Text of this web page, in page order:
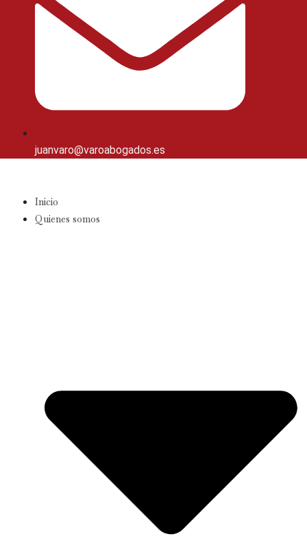
juanvaro@varoabogados.es
Inicio
Quienes somos